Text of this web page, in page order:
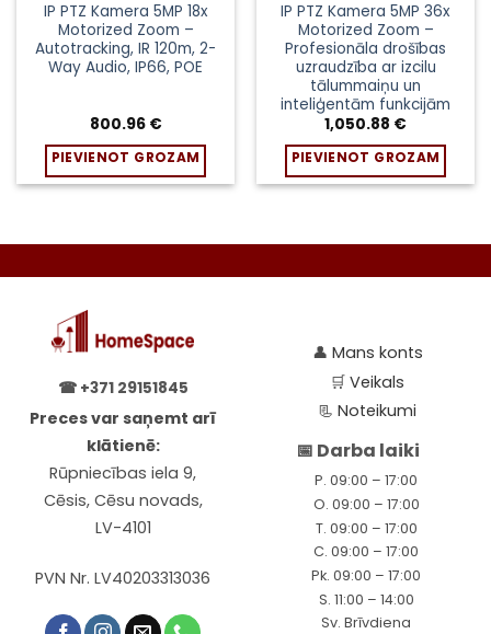
IP PTZ Kamera 5MP 18x
Motorized Zoom –
Autotracking, IR 120m, 2-
Way Audio, IP66, POE
800.96 €
PIEVIENOT GROZAM
IP PTZ Kamera 5MP 36x
Motorized Zoom –
Profesionāla drošības
uzraudzība ar izcilu
tālummaiņu un
inteliģentām funkcijām
1,050.88 €
PIEVIENOT GROZAM
☎ +371 29151845
Preces var saņemt arī
klātienē:
Rūpniecības iela 9,
Cēsis, Cēsu novads,
LV-4101
PVN Nr. LV40203313036
👤 Mans konts
🛒Veikals
📃Noteikumi
📅 Darba laiki
P. 09:00 – 17:00
O. 09:00 – 17:00
T. 09:00 – 17:00
C. 09:00 – 17:00
Pk. 09:00 – 17:00
S. 11:00 – 14:00
Sv. Brīvdiena